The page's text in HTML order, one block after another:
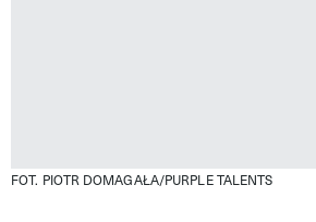
FOT. PIOTR DOMAGAŁA/PURPLE TALENTS